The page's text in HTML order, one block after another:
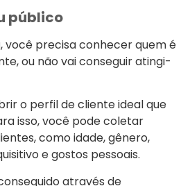
público
você precisa conhecer quem é
ou não vai conseguir atingi-
o perfil de cliente ideal que
isso, você pode coletar
como idade, gênero,
e gostos pessoais.
através de